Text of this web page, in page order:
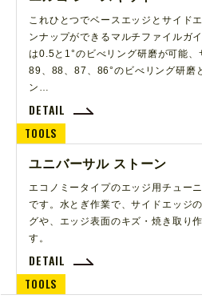
TOOLS
これひとつでベースエッジとサイド
ンナップができるマルチファイルガ
は0.5と1°のビべリング研磨が可能、
89、88、87、86°のビべリング研磨
ン…
DETAIL
TOOLS
ユニバーサル ストーン
エコノミータイプのエッジ用チュー
です。水とぎ作業で、サイドエッジ
グや、エッジ表面のキズ・焼き取り
す。
DETAIL